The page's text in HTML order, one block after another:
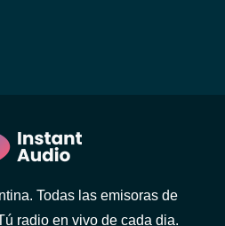
Todas las emisoras de
radio en vivo de cada dia.